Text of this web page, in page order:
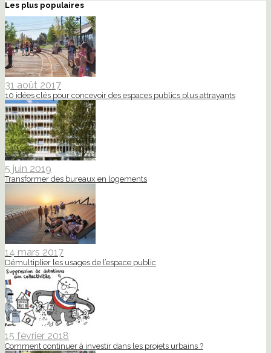
Les plus populaires
31 août 2017
10 idées clés pour concevoir des espaces publics plus attrayants
5 juin 2019
Transformer des bureaux en logements
14 mars 2017
Démultiplier les usages de l’espace public
15 février 2018
Comment continuer à investir dans les projets urbains ?